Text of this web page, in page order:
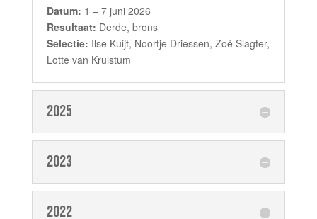
Datum: 1 – 7 juni 2026
Resultaat: Derde, brons
Selectie: Ilse Kuijt, Noortje Driessen, Zoë Slagter,
Lotte van Kruistum
2025
2023
2022